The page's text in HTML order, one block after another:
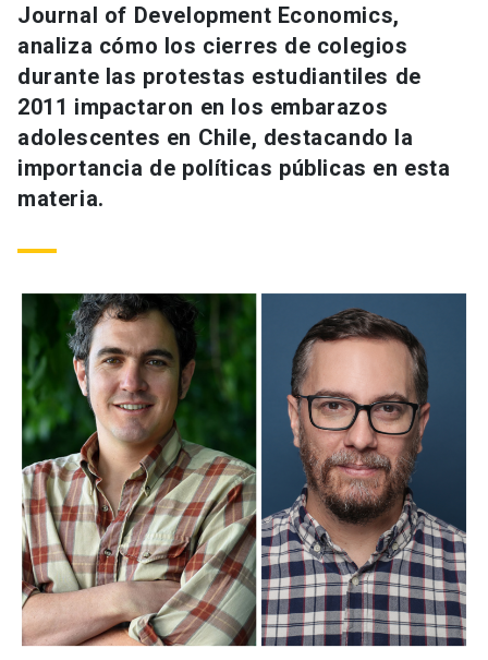
Journal of Development Economics,
analiza cómo los cierres de colegios
durante las protestas estudiantiles de
2011 impactaron en los embarazos
adolescentes en Chile, destacando la
importancia de políticas públicas en esta
materia.